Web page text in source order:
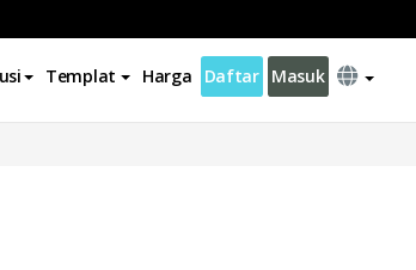
Templat Harga Daftar Masuk